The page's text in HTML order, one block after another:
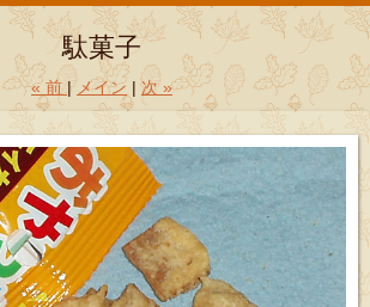
駄菓子
«前 メイン 次 »